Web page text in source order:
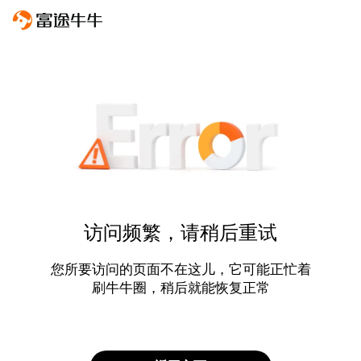
访问频繁，请稍后重试
您所要访问的页面不在这儿，它可能正忙着
刷牛牛圈，稍后就能恢复正常